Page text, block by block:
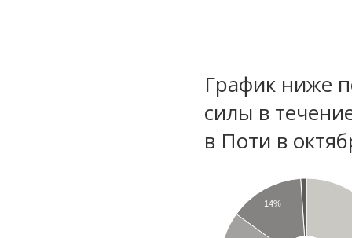
График ниже
силы в
в Поти в
14%